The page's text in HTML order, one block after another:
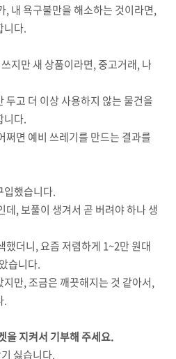
, 내 욕구불만을 해소하는 것이라면,
니다.
지만 새 상품이라면, 중고거래, 나
두고 더 이상 사용하지 않는 물건을
니다.
쩌면 예비 쓰레기를 만드는 결과를
입했습니다.
데, 보풀이 생겨서 곧 버려야 하나 생
했더니, 요즘 저렴하게 1~2만 원대
습니다.
만, 조금은 깨끗해지는 것 같아서,
.
을 지켜서 기부해 주세요.
싫습니다.